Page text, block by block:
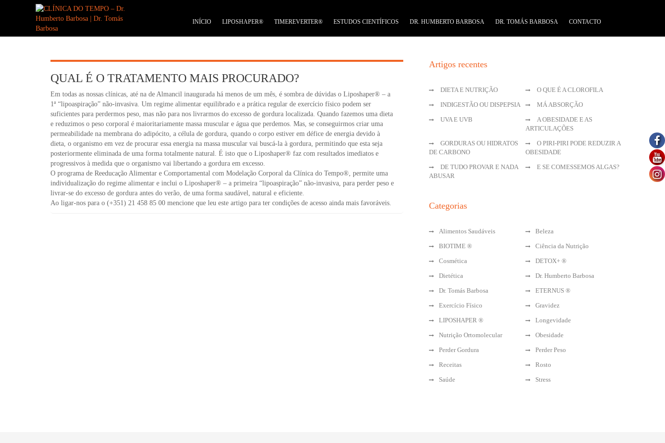
INÍCIO LIPOSHAPER® TIMEREVERTER® ESTUDOS CIENTÍFICOS DR. HUMBERTO BARBOSA DR. TOMÁS BARBOSA CONTACTO
QUAL É O TRATAMENTO MAIS PROCURADO?
Em todas as nossas clínicas, até na de Almancil inaugurada há menos de um mês, é sombra de dúvidas o Liposhaper® – a
1ª “lipoaspiração” não-invasiva. Um regime alimentar equilibrado e a prática regular de exercício físico podem ser
suficientes para perdermos peso, mas não para nos livrarmos do excesso de gordura localizada. Quando fazemos uma dieta
e reduzimos o peso corporal é maioritariamente massa muscular e água que perdemos. Mas, se conseguirmos criar uma
permeabilidade na membrana do adipócito, a célula de gordura, quando o corpo estiver em défice de energia devido à
dieta, o organismo em vez de procurar essa energia na massa muscular vai buscá-la à gordura, permitindo que esta seja
posteriormente eliminada de uma forma totalmente natural. É isto que o Liposhaper® faz com resultados imediatos e
progressivos à medida que o organismo vai libertando a gordura em excesso.
O programa de Reeducação Alimentar e Comportamental com Modelação Corporal da Clínica do Tempo®, permite uma
individualização do regime alimentar e inclui o Liposhaper® – a primeira “lipoaspiração” não-invasiva, para perder peso e
livrar-se do excesso de gordura antes do verão, de uma forma saudável, natural e eficiente.
Ao ligar-nos para o (+351) 21 458 85 00 mencione que leu este artigo para ter condições de acesso ainda mais favoráveis.
Artigos recentes
DIETA E NUTRIÇÃO
O QUE É A CLOROFILA
INDIGESTÃO OU DISPEPSIA
MÁ ABSORÇÃO
UVA E UVB
A OBESIDADE E AS
ARTICULAÇÕES
GORDURAS OU HIDRATOS
DE CARBONO
O PIRI-PIRI PODE REDUZIR A
OBESIDADE
DE TUDO PROVAR E NADA
ABUSAR
E SE COMESSEMOS ALGAS?
Categorias
Alimentos Saudáveis
Beleza
BIOTIME ®
Ciência da Nutrição
Cosmética
DETOX+ ®
Dietética
Dr. Humberto Barbosa
Dr. Tomás Barbosa
ETERNUS ®
Exercício Físico
Gravidez
LIPOSHAPER ®
Longevidade
Nutrição Ortomolecular
Obesidade
Perder Gordura
Perder Peso
Receitas
Rosto
Saúde
Stress